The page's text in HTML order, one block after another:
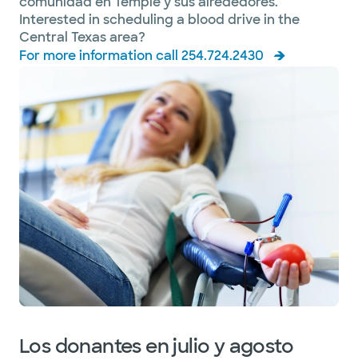
Interested in scheduling a blood drive in the
Central Texas area?
For more information call 254.724.2430
Los donantes en julio y agosto